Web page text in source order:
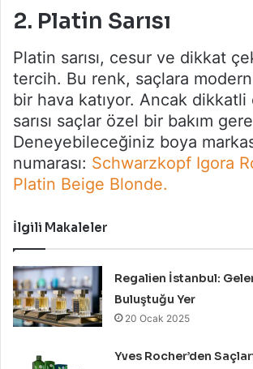
2. Platin Sarısı
Platin sarısı, cesur ve dikkat
tercih. Bu renk, saçlara
bir hava katıyor. Ancak
sarısı saçlar özel bir bakım
Deneyebileceğiniz boya
numarası: Schwarzkopf Igora
Platin Beige Blonde.
İlgili Makaleler
Regalien İstanbul:
Buluştuğu Yer
20 Ocak 2025
Yves Rocher’den